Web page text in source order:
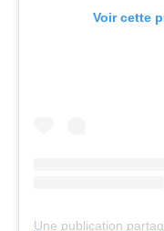
Voir cette